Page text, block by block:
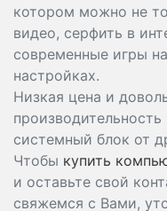
котором можно не
видео, серфить в
современные игры
настройках.
Низкая цена и
производительность
системный блок от
Чтобы купить
и оставьте свой
свяжемся с Вами,